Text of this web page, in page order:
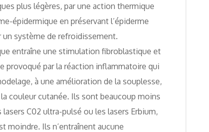
plus légères, par une action thermique
épidermique en préservant l’épiderme
un système de refroidissement.
entraîne une stimulation fibroblastique et
provoqué par la réaction inflammatoire qui
à une amélioration de la souplesse,
couleur cutanée. Ils sont beaucoup moins
C02 ultra-pulsé ou les lasers Erbium,
moindre. Ils n’entraînent aucune